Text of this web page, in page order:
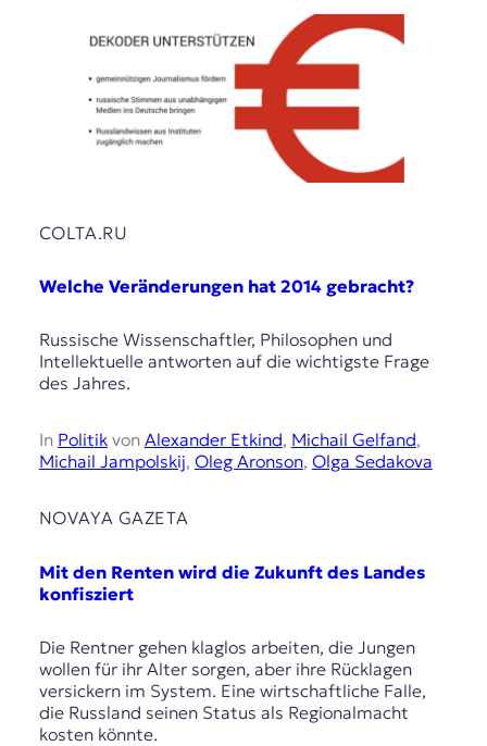
COLTA.RU
Welche Veränderungen hat 2014 gebracht?
Russische Wissenschaftler, Philosophen und
Intellektuelle antworten auf die wichtigste Frage
des Jahres.
In Politikvon Alexander Etkind, Michail Gelfand,
Michail Jampolskij, Oleg Aronson, Olga Sedakova
NOVAYA GAZETA
Mit den Renten wird die Zukunft des Landes
konfisziert
Die Rentner gehen klaglos arbeiten, die Jungen
wollen für ihr Alter sorgen, aber ihre Rücklagen
versickern im System. Eine wirtschaftliche Falle,
die Russland seinen Status als Regionalmacht
kosten könnte.